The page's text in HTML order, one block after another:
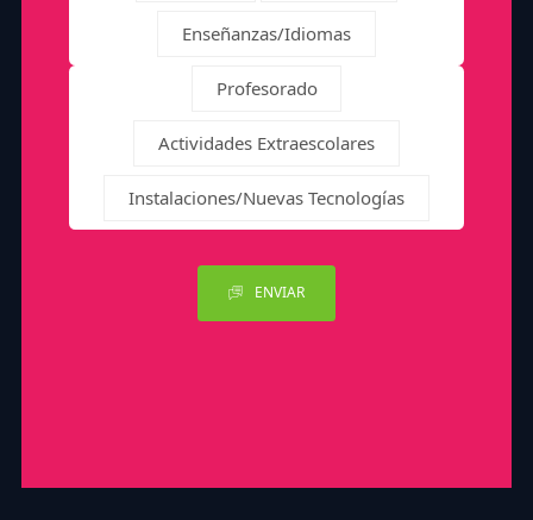
Enseñanzas/Idiomas
Profesorado
Actividades Extraescolares
Instalaciones/Nuevas Tecnologías
ENVIAR